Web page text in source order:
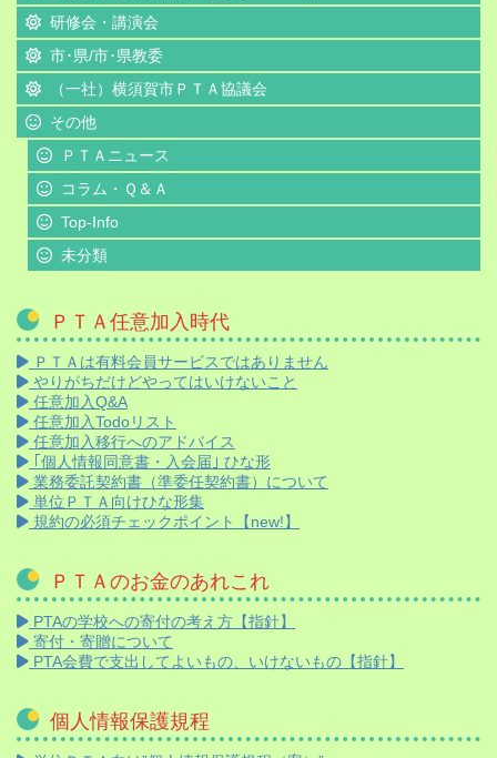
研修会・講演会
市･県/市･県教委
（一社）横須賀市ＰＴＡ協議会
その他
ＰＴＡニュース
コラム・Ｑ＆Ａ
Top-Info
未分類
ＰＴＡ任意加入時代
ＰＴＡは有料会員サービスではありません
やりがちだけどやってはいけないこと
任意加入Q&A
任意加入Todoリスト
任意加入移行へのアドバイス
｢個人情報同意書・入会届｣ ひな形
業務委託契約書（準委任契約書）について
単位ＰＴＡ向けひな形集
規約の必須チェックポイント【new!】
ＰＴＡのお金のあれこれ
PTAの学校への寄付の考え方【指針】
寄付・寄贈について
PTA会費で支出してよいもの、いけないもの【指針】
個人情報保護規程